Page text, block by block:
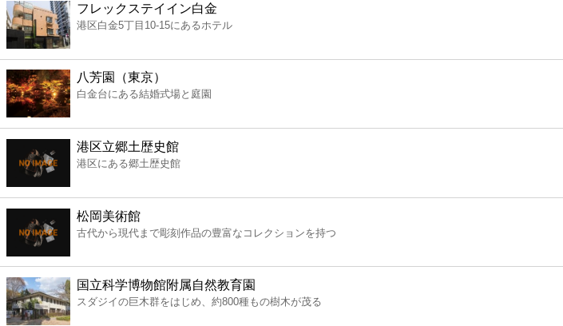
コンビニ
薬局
スーパー
エンタメ
レジャー
書店
ファミレス
フレックステイイン白金
港区白金5丁目10-15にあるホテル
八芳園（東京）
白金台にある結婚式場と庭園
港区立郷土歴史館
港区にある郷土歴史館
松岡美術館
古代から現代まで彫刻作品の豊富なコレクションを持つ
国立科学博物館附属自然教育園
スダジイの巨木群をはじめ、約800種もの樹木が茂る